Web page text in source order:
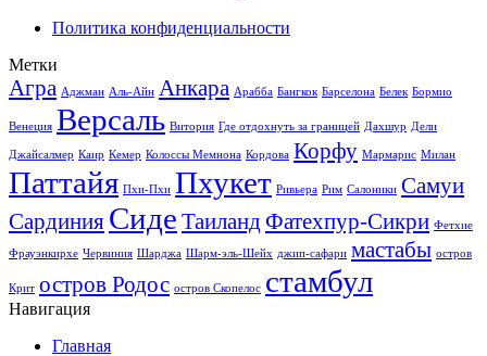
Политика конфиденциальности
Метки
Агра Аджман Аль-Айн Анкара Арабба Бангкок Барселона Белек Бормио
Венеция Версаль Витория Где отдохнуть за границей Дахшур Дели
Джайсалмер Каир Кемер Колоссы Мемнона Кордова Корфу Мармарис Милан
Паттайя Пхи-Пхи Пхукет Ривьера Рим Салоники Самуи
Сардиния Сиде ТаиландФатехпур-Сикри Фетхие
Фрауэнкирхе Червиния Шарджа Шарм-эль-Шейх джип-сафари мастабы остров
Крит остров Родос остров Скопелос стамбул
Навигация
Главная